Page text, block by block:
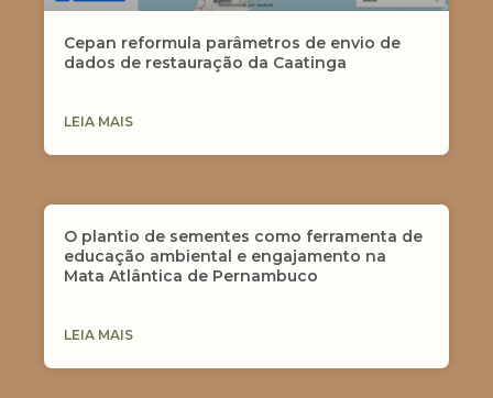
Cepan reformula parâmetros de envio de
dados de restauração da Caatinga
LEIA MAIS
O plantio de sementes como ferramenta de
educação ambiental e engajamento na
Mata Atlântica de Pernambuco
LEIA MAIS